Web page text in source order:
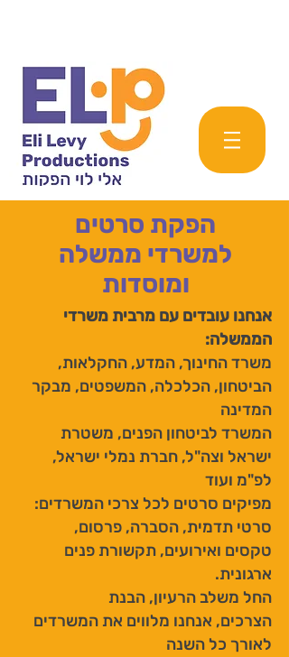
הפקת סרטים
למשרדי ממשלה
ומוסדות
אנחנו עובדים עם מרבית משרדי
הממשלה:
משרד החינוך, המדע, החקלאות,
הביטחון, הכלכלה, המשפטים, מבקר
המדינה
המשרד לביטחון הפנים, משטרת
ישראל וצה"ל, חברת נמלי ישראל,
לפ"מ ועוד
מפיקים סרטים לכל צרכי המשרדים:
סרטי תדמית, הסברה, פרסום,
טקסים ואירועים, תקשורת פנים
ארגונית.
החל משלב הרעיון, הבנת
הצרכים, אנחנו מלווים את המשרדים
לאורך כל השנה